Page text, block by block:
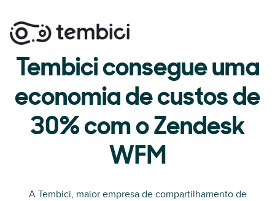
Tembici consegue uma
economia de custos de
30% com o Zendesk
WFM
A Tembici, maior empresa de compartilhamento de